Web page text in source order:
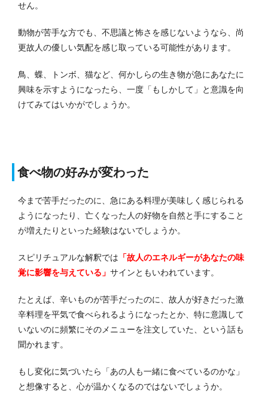
せん。
動物が苦手な方でも、不思議と怖さを感じないようなら、尚
更故人の優しい気配を感じ取っている可能性があります。
鳥、蝶、トンボ、猫など、何かしらの生き物が急にあなたに
興味を示すようになったら、一度「もしかして」と意識を向
けてみてはいかがでしょうか。
食べ物の好みが変わった
今まで苦手だったのに、急にある料理が美味しく感じられる
ようになったり、亡くなった人の好物を自然と手にすること
が増えたりといった経験はないでしょうか。
スピリチュアルな解釈では 「故人のエネルギーがあなたの味
覚に影響を与えている」 サインともいわれています。
たとえば、辛いものが苦手だったのに、故人が好きだった激
辛料理を平気で食べられるようになったとか、特に意識して
いないのに頻繁にそのメニューを注文していた、という話も
聞かれます。
もし変化に気づいたら「あの人も一緒に食べているのかな」
と想像すると、心が温かくなるのではないでしょうか。